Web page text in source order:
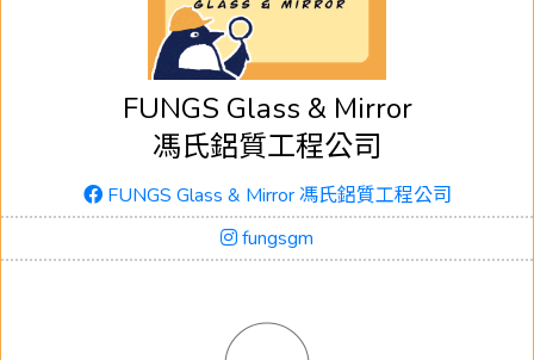
FUNGS Glass & Mirror
馮氏鋁質工程公司
FUNGS Glass & Mirror 馮氏鋁質工程公司
fungsgm